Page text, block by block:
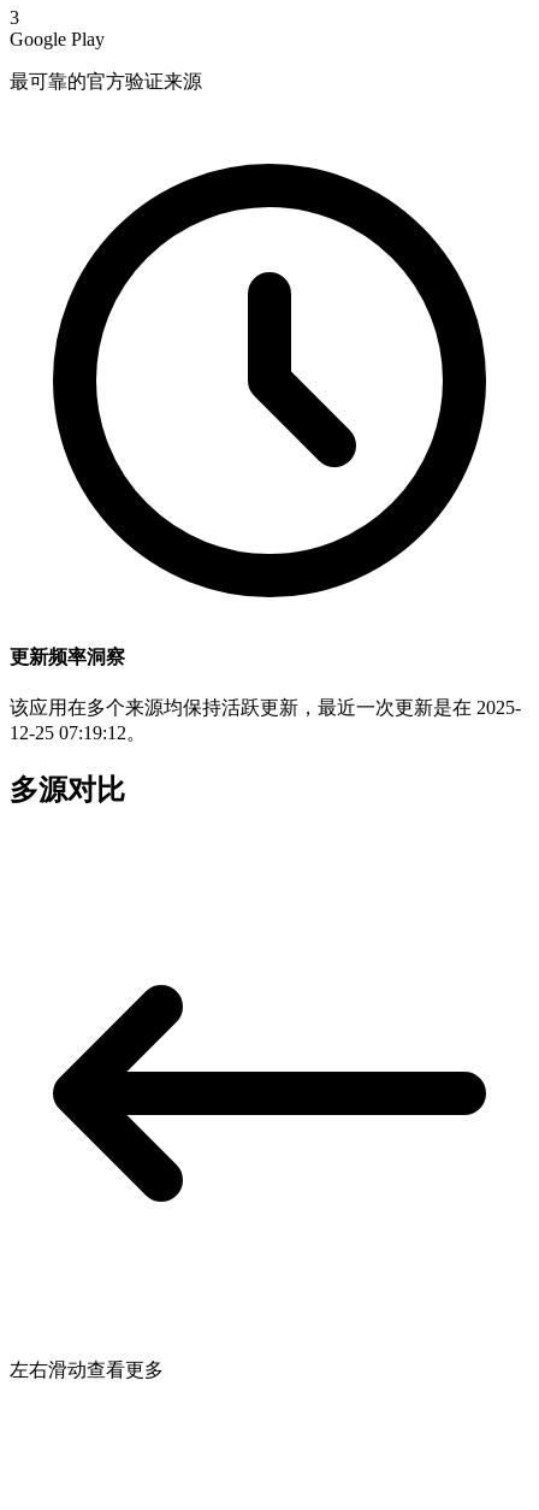
3
Google Play
最可靠的官方验证来源
更新频率洞察
该应用在多个来源均保持活跃更新，最近一次更新是在 2025-
12-25 07:19:12。
多源对比
左右滑动查看更多